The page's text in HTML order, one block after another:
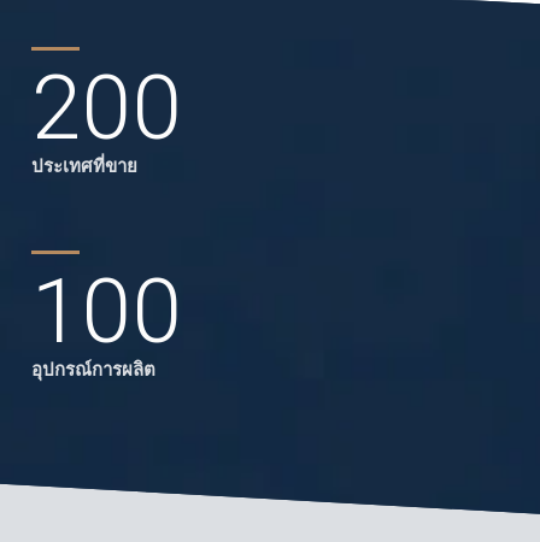
200
ประเทศที่ขาย
100
อุปกรณ์การผลิต